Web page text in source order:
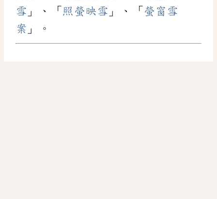
雪 」、「 照螢映雪 」、「 螢窗雪
案 」。